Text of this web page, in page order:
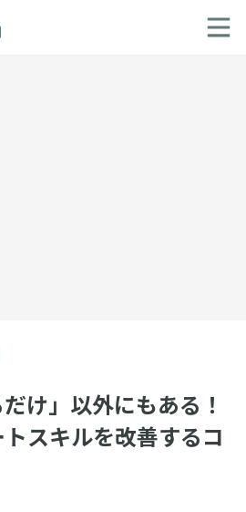
だけ」以外にもある！
スキルを改善するコ